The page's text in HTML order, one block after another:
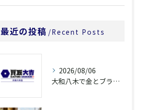
最近の投稿 Recent Posts
2026/08/06
大和八木で金とブランド品を高価買取へ近づける査定前整理